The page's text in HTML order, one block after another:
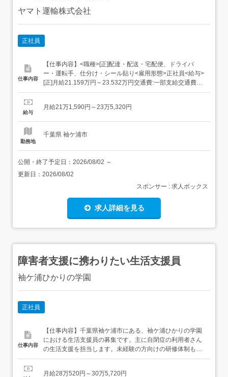
ヤマト運輸株式会社
正社員
仕事内容
【仕事内容】<職種>[正]配達・配送・宅配便、ドライバ
ー・運転手、仕分け・シール貼り<雇用形態>正社員<給与>
[正]月給21.159万円～23.532万円交通費:一部支給交通費
(月上限5万円)昇給年1回賞与年2回(7月/12月 賞与4.5ヶ月実
デル月収・年収<千葉市内勤務>30歳/残業25H/扶養家...
給与
月給21万1,590円～23万5,320円
勤務地
千葉県 袖ケ浦市
公開・終了予定日： 2026/08/02 ～
更新日： 2026/08/02
スポンサー : 求人ボックス
求人詳細を見る
障害者支援に携わりたい生活支援員
袖ケ浦ひかりの学園
正社員
仕事内容
【仕事内容】千葉県袖ケ浦市にある、袖ケ浦ひかりの学園
における生活支援員の募集です。主に自閉症の利用者さん
の生活支援を担当します。未経験の方向けの研修体制もば
っちり!です。 お任せするお仕事 利用者さんの生活支援(入
月給28万520円～30万5,720円